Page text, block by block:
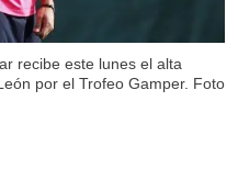
recibe este lunes el alta
por el Trofeo Gamper. Foto